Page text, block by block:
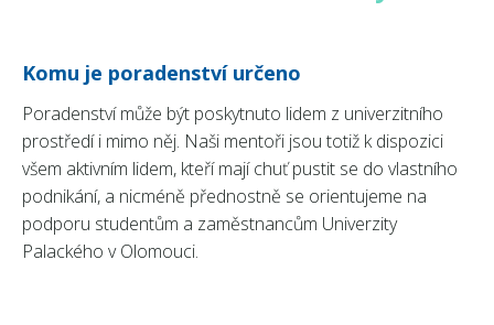
Komu je poradenství určeno
Poradenství může být poskytnuto lidem z univerzitního
prostředí i mimo něj. Naši mentoři jsou totiž k dispozici
všem aktivním lidem, kteří mají chuť pustit se do vlastního
podnikání, a nicméně přednostně se orientujeme na
podporu studentům a zaměstnancům Univerzity
Palackého v Olomouci.